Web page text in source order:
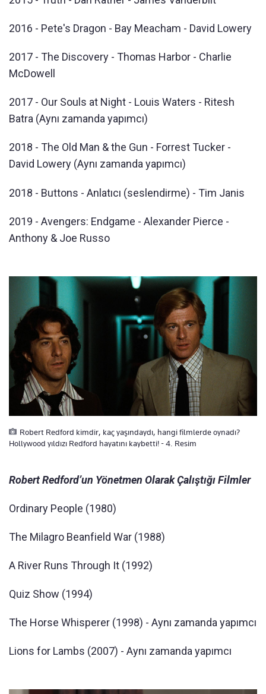
2016 - Pete's Dragon - Bay Meacham - David Lowery
2017 - The Discovery - Thomas Harbor - Charlie
McDowell
2017 - Our Souls at Night - Louis Waters - Ritesh
Batra (Aynı zamanda yapımcı)
2018 - The Old Man & the Gun - Forrest Tucker -
David Lowery (Aynı zamanda yapımcı)
2018 - Buttons - Anlatıcı (seslendirme) - Tim Janis
2019 - Avengers: Endgame - Alexander Pierce -
Anthony & Joe Russo
Robert Redford kimdir, kaç yaşındaydı, hangi filmlerde oynadı?
Hollywood yıldızı Redford hayatını kaybetti! - 4. Resim
Robert Redford’un Yönetmen Olarak Çalıştığı Filmler
Ordinary People (1980)
The Milagro Beanfield War (1988)
A River Runs Through It (1992)
Quiz Show (1994)
The Horse Whisperer (1998) - Aynı zamanda yapımcı
Lions for Lambs (2007) - Aynı zamanda yapımcı